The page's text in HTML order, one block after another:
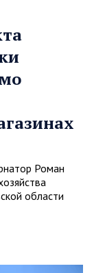
Роман
области